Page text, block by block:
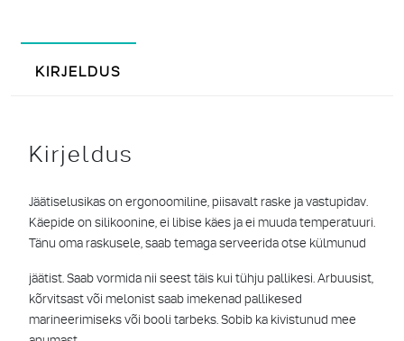
KIRJELDUS
Kirjeldus
Jäätiselusikas on ergonoomiline, piisavalt raske ja vastupidav.
Käepide on silikoonine, ei libise käes ja ei muuda temperatuuri.
Tänu oma raskusele, saab temaga serveerida otse külmunud
jäätist. Saab vormida nii seest täis kui tühju pallikesi. Arbuusist,
kõrvitsast või melonist saab imekenad pallikesed
marineerimiseks või booli tarbeks. Sobib ka kivistunud mee